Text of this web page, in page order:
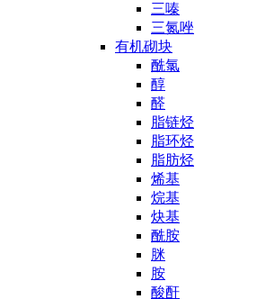
三嗪
三氮唑
有机砌块
酰氯
醇
醛
脂链烃
脂环烃
脂肪烃
烯基
烷基
炔基
酰胺
脒
胺
酸酐